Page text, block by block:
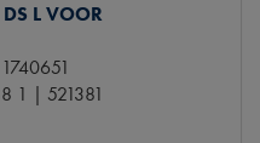
L VOOR
1740651
1 | 521381